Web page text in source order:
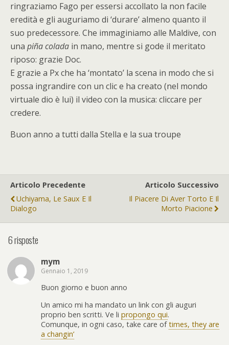
ringraziamo Fago per essersi accollato la non facile
eredità e gli auguriamo di ‘durare’ almeno quanto il
suo predecessore. Che immaginiamo alle Maldive, con
una piña colada in mano, mentre si gode il meritato
riposo: grazie Doc.
E grazie a Px che ha ‘montato’ la scena in modo che si
possa ingrandire con un clic e ha creato (nel mondo
virtuale dio è lui) il video con la musica: cliccare per
credere.
Buon anno a tutti dalla Stella e la sua troupe
Articolo Precedente
Uchiyama, Le Saux E Il
Dialogo
Articolo Successivo
Il Piacere Di Aver Torto E Il
Morto Piacione
6 risposte
mym
Gennaio 1, 2019
Buon giorno e buon anno
Un amico mi ha mandato un link con gli auguri
proprio ben scritti. Ve li propongo qui.
Comunque, in ogni caso, take care oftimes, they are
a changin’